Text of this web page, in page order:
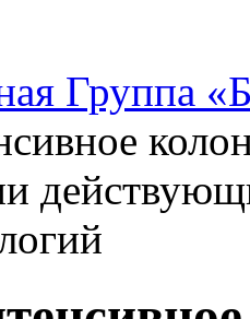
Группа